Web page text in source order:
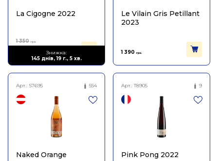
Знижка:
145 днів, 19 г., 5 хв.
La Cigogne 2022
1 350 грн.
Le Vilain Gris Petillant
2023
1 390 грн.
Арт.: S7695 554
Naked Orange
Арт.:T8905 9
Pink Pong 2022